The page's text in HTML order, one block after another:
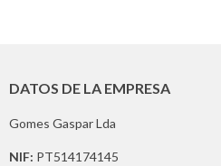
DATOS DE LA EMPRESA
Gomes Gaspar Lda
NIF: PT514174145